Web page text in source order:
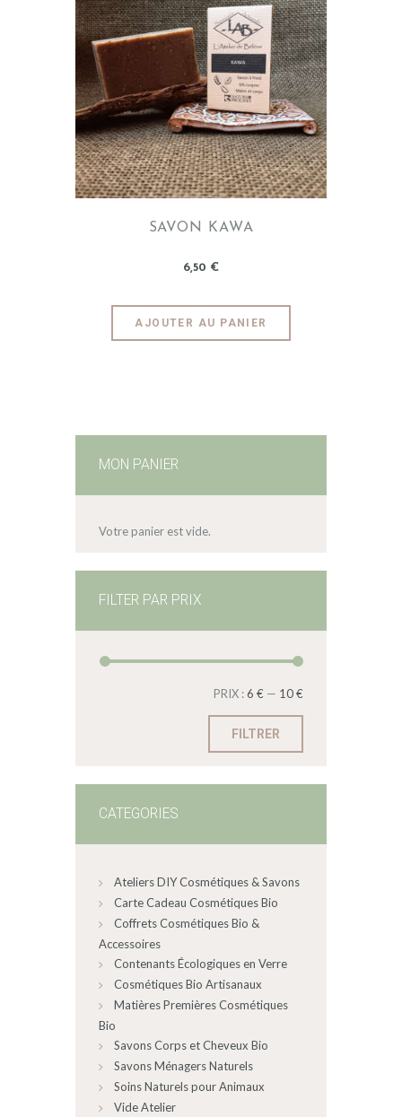
SAVON KAWA
6,50 €
AJOUTER AU PANIER
MON PANIER
Votre panier est vide.
FILTER PAR PRIX
FILTRER
PRIX :6 € — 10 €
CATEGORIES
Ateliers DIY Cosmétiques & Savons
Carte Cadeau Cosmétiques Bio
Coffrets Cosmétiques Bio &
Accessoires
Contenants Écologiques en Verre
Cosmétiques Bio Artisanaux
Matières Premières Cosmétiques
Bio
Savons Corps et Cheveux Bio
Savons Ménagers Naturels
Soins Naturels pour Animaux
Vide Atelier